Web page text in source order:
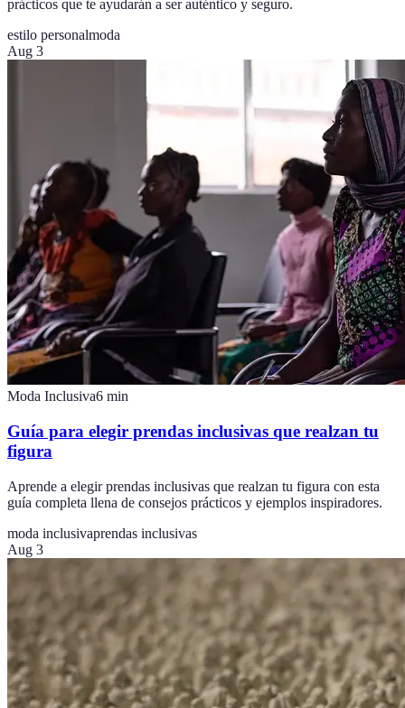
prácticos que te ayudarán a ser auténtico y seguro.
estilo personalmoda
Aug 3
Moda Inclusiva6 min
Guía para elegir prendas inclusivas que realzan tu
figura
Aprende a elegir prendas inclusivas que realzan tu figura con esta
guía completa llena de consejos prácticos y ejemplos inspiradores.
moda inclusivaprendas inclusivas
Aug 3